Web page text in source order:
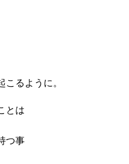
るように。
とは
つ事